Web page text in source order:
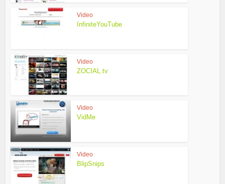
Video
InfiniteYouTube
Video
ZOCIAL.tv
Video
VidMe
Video
BlipSnips